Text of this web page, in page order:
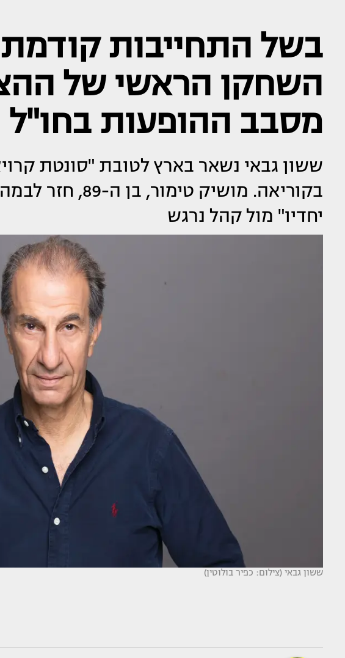
בשל התחייבות
השחקן הראשי של
מסבב ההופעות בחו"ל
ששון גבאי נשאר בארץ לטובת "סונטת
בקוריאה. מושיק
יחדיו" מול קהל נרגש
ששון גבאי (צילום: כפיר בולוטין)